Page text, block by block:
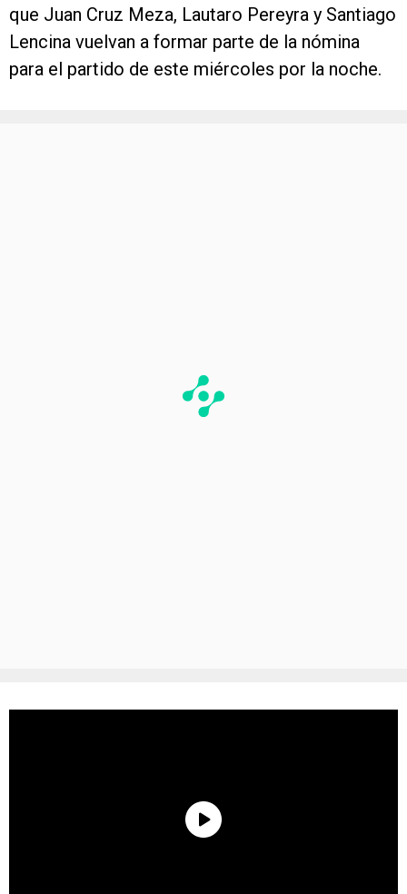
que Juan Cruz Meza, Lautaro Pereyra y Santiago
Lencina vuelvan a formar parte de la nómina
para el partido de este miércoles por la noche.